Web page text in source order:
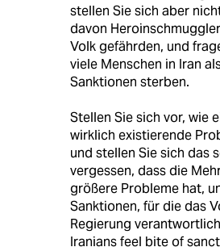
stellen Sie sich aber
davon
Volk gefährden, und
viele Menschen in Iran
Sanktionen sterben.
Stellen Sie sich vor, wie
wirklich existierende
und stellen Sie sich das
vergessen, dass die
größere Probleme hat,
Sanktionen, für die das
Regierung
Iranians feel bite of